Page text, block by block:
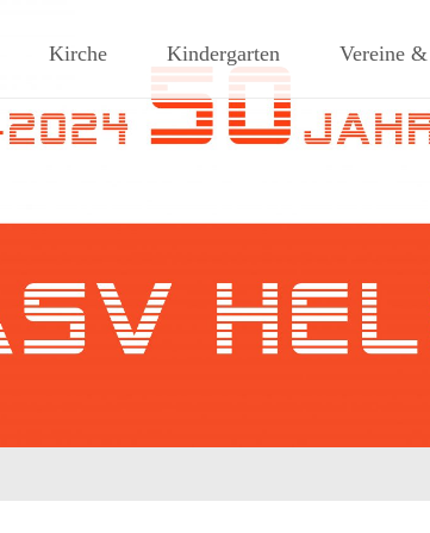
Dorf am Rande
Kirche Kindergarten Vereine